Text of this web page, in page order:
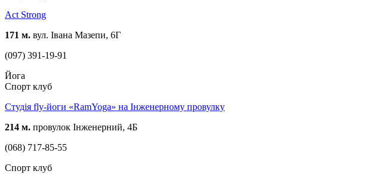
Act Strong
171 м. вул. Івана Мазепи, 6Г
(097) 391-19-91
Йога
Спорт клуб
Студія fly-йоги «RamYoga» на Інженерному провулку
214 м. провулок Інженерний, 4Б
(068) 717-85-55
Спорт клуб